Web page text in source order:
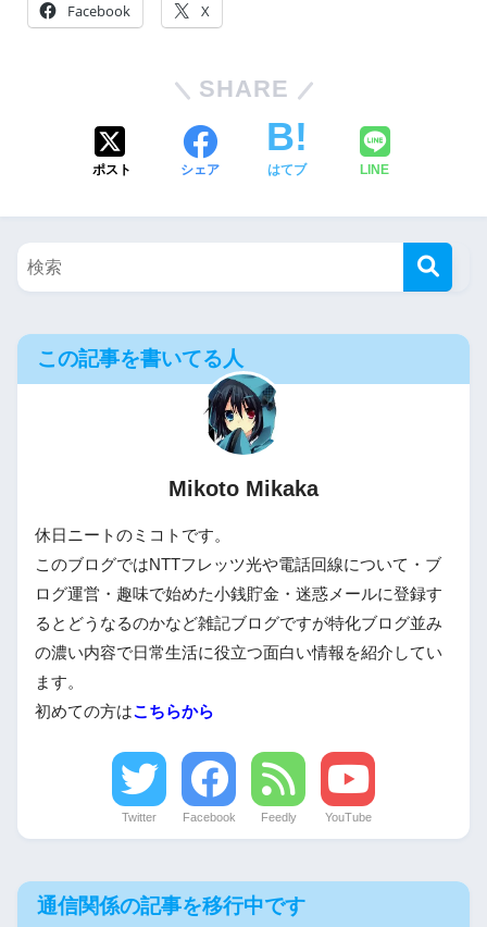
Facebook X
SHARE
ポスト シェア はてブ LINE
この記事を書いてる人
Mikoto Mikaka
休日ニートのミコトです。
このブログではNTTフレッツ光や電話回線について・ブ
ログ運営・趣味で始めた小銭貯金・迷惑メールに登録す
るとどうなるのかなど雑記ブログですが特化ブログ並み
の濃い内容で日常生活に役立つ面白い情報を紹介してい
ます。
初めての方はこちらから
Twitter Facebook Feedly YouTube
通信関係の記事を移行中です